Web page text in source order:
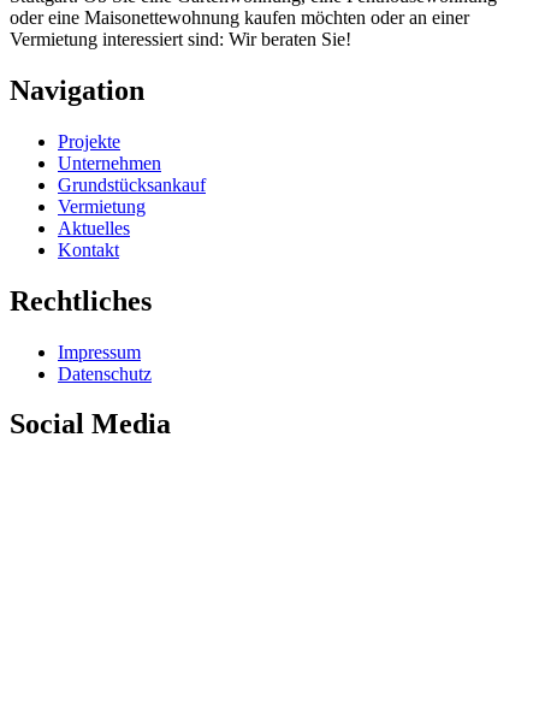
oder eine Maisonettewohnung kaufen möchten oder an einer
Vermietung interessiert sind: Wir beraten Sie!
Navigation
Projekte
Unternehmen
Grundstücksankauf
Vermietung
Aktuelles
Kontakt
Rechtliches
Impressum
Datenschutz
Social Media